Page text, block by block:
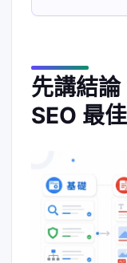
先講結
SEO 最